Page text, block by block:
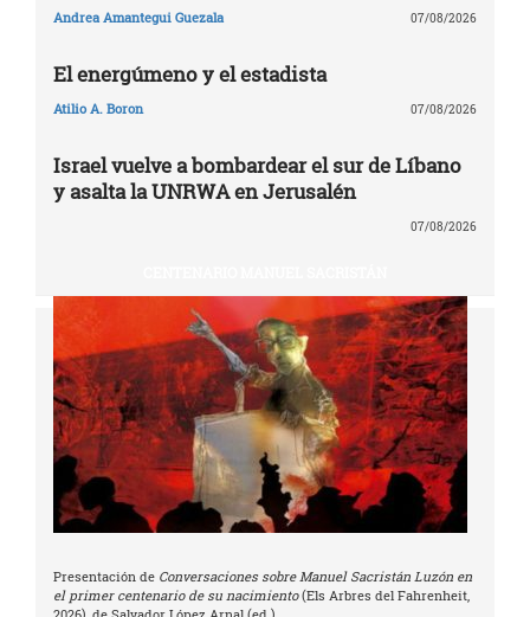
Andrea Amantegui Guezala 07/08/2026
El energúmeno y el estadista
Atilio A. Boron 07/08/2026
Israel vuelve a bombardear el sur de Líbano
y asalta la UNRWA en Jerusalén
07/08/2026
Presentación de Conversaciones sobre Manuel Sacristán Luzón en
el primer centenario de su nacimiento(Els Arbres del Fahrenheit,